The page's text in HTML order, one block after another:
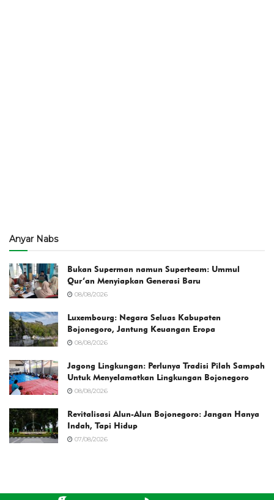
Anyar Nabs
Bukan Superman namun Superteam: Ummul
Qur’an Menyiapkan Generasi Baru
08/08/2026
Luxembourg: Negara Seluas Kabupaten
Bojonegoro, Jantung Keuangan Eropa
08/08/2026
Jagong Lingkungan: Perlunya Tradisi Pilah Sampah
Untuk Menyelamatkan Lingkungan Bojonegoro
08/08/2026
Revitalisasi Alun-Alun Bojonegoro: Jangan Hanya
Indah, Tapi Hidup
07/08/2026